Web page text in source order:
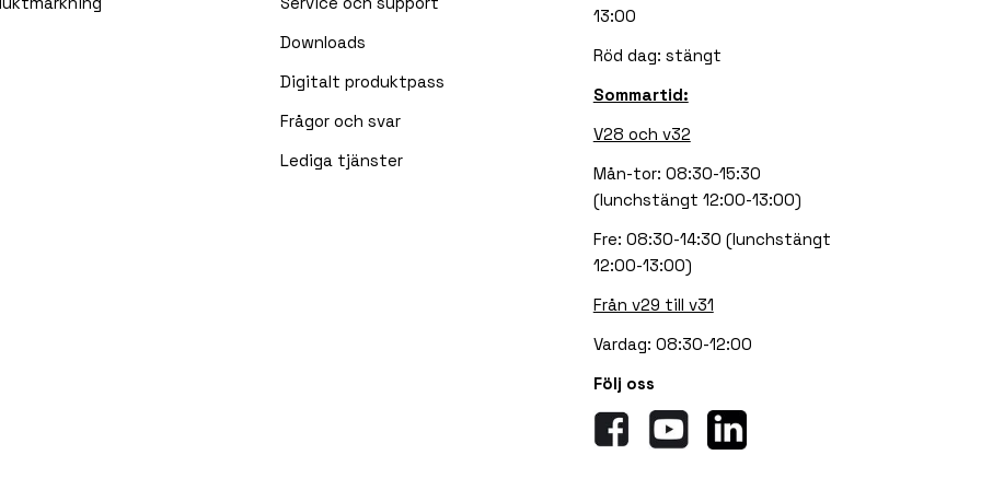
Downloads
Digitalt produktpass
Frågor och svar
Lediga tjänster
13:00
Röd dag: stängt
Sommartid:
V28 och v32
Mån-tor: 08:30-15:30
(lunchstängt 12:00-13:00)
Fre: 08:30-14:30 (lunchstängt
12:00-13:00)
Från v29 till v31
Vardag: 08:30-12:00
Följ oss